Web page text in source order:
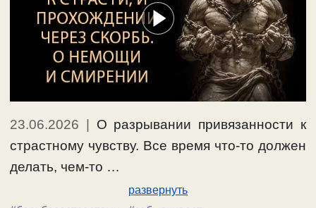
23.06.2026
О разрывании привязанности к
страстному чувству. Все время что-то должен
делать, чем-то …
развернуть